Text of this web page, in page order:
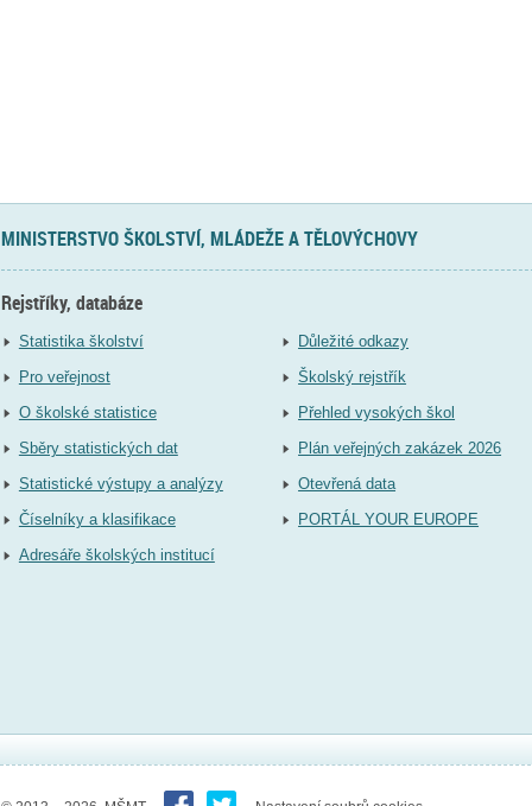
MINISTERSTVO ŠKOLSTVÍ, MLÁDEŽE A TĚLOVÝCHOVY
Rejstříky, databáze
Statistika školství
Pro veřejnost
O školské statistice
Sběry statistických dat
Statistické výstupy a analýzy
Číselníky a klasifikace
Adresáře školských institucí
Důležité odkazy
Školský rejstřík
Přehled vysokých škol
Plán veřejných zakázek 2026
Otevřená data
PORTÁL YOUR EUROPE